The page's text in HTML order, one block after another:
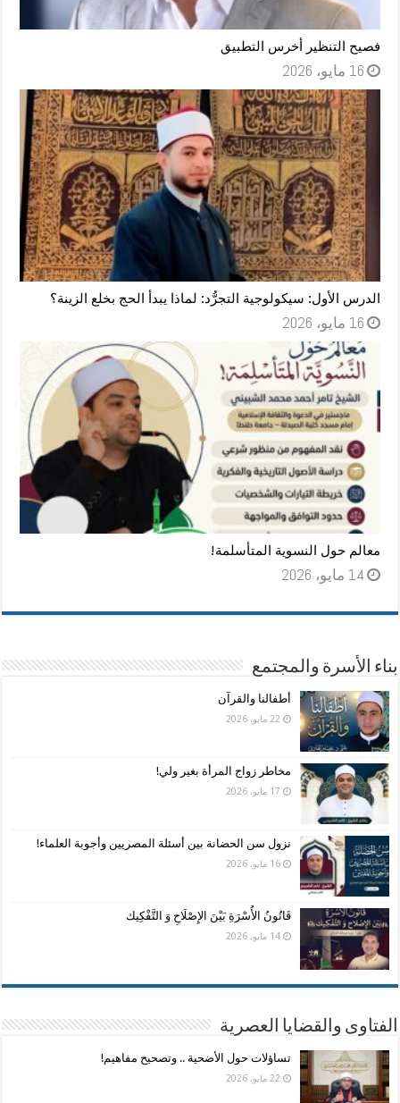
فصيح التنظير أخرس التطبيق
16 مايو، 2026
الدرس الأول: سيكولوجية التجرُّد: لماذا يبدأ الحج بخلع الزينة؟
16 مايو، 2026
معالم حول النسوية المتأسلمة!
14 مايو، 2026
بناء الأسرة والمجتمع
أطفالنا والقرآن
22 مايو، 2026
مخاطر زواج المرأة بغير ولي!
17 مايو، 2026
نزول سن الحضانة بين أسئلة المصريين وأجوبة العلماء!
16 مايو، 2026
قَانُونُ الأُسْرَةِ بَيْنَ الإِصْلَاحِ وَ التَّفْكِيك
14 مايو، 2026
الفتاوى والقضايا العصرية
تساؤلات حول الأضحية .. وتصحيح مفاهيم!
22 مايو، 2026